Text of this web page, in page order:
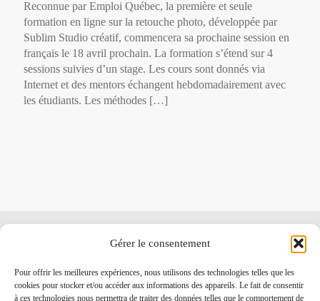
Gérer le consentement
Pour offrir les meilleures expériences, nous utilisons des technologies telles que les
cookies pour stocker et/ou accéder aux informations des appareils. Le fait de consentir
à ces technologies nous permettra de traiter des données telles que le comportement de
Reconnue par Emploi Québec, la première et seule
formation en ligne sur la retouche photo, développée par
Sublim Studio créatif, commencera sa prochaine session en
français le 18 avril prochain. La formation s’étend sur 4
sessions suivies d’un stage. Les cours sont donnés via
Internet et des mentors échangent hebdomadairement avec
les étudiants. Les méthodes […]
PREMIER HÔPITAL D’IMPLANTOLOGIE DENTAIRE À QUÉBEC
octobre 2020